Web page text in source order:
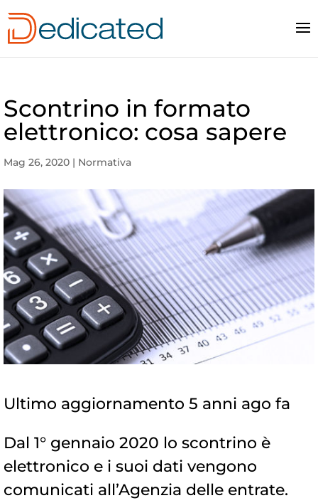
Scontrino in formato
elettronico: cosa sapere
Mag 26, 2020 | Normativa
Ultimo aggiornamento 5 anni ago fa
Dal 1° gennaio 2020 lo scontrino è
elettronico e i suoi dati vengono
comunicati all’Agenzia delle entrate.